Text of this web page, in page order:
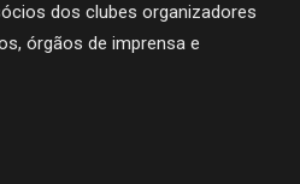
dos clubes organizadores
órgãos de imprensa e